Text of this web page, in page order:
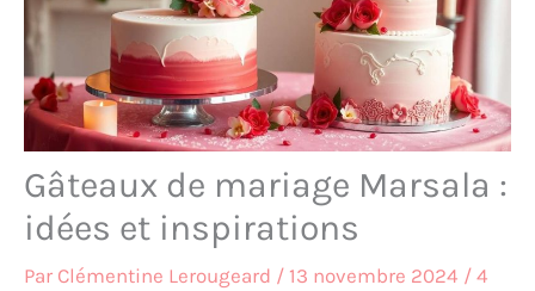
Gâteaux de mariage Marsala :
idées et inspirations
Par Clémentine Lerougeard / 13 novembre 2024 / 4